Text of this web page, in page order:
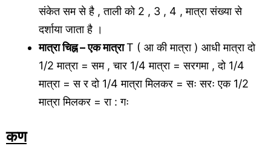
संकेत सम से है , ताली को 2 , 3 , 4 , मात्रा संख्या से
दर्शाया जाता है ।
मात्रा चिह्न – एक मात्राT ( आ की मात्रा ) आधी मात्रा दो
1/2 मात्रा = सम , चार 1/4 मात्रा = सरगमा , दो 1/4
मात्रा = स र दो 1/4 मात्रा मिलकर = सः सरः एक 1/2
मात्रा मिलकर = रा : गः
कण